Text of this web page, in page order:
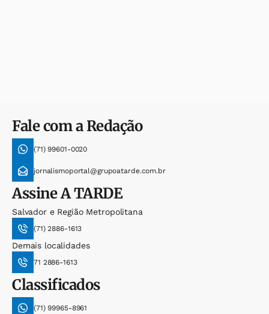
Fale com a Redação
(71) 99601-0020
jornalismoportal@grupoatarde.com.br
AssineA TARDE
Salvador e Região Metropolitana
(71) 2886-1613
Demais localidades
71 2886-1613
Classificados
(71) 99965-8961